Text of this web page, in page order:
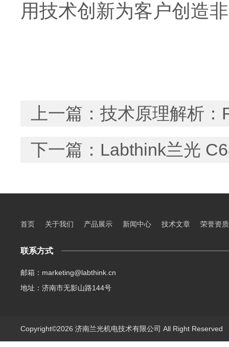
用技术创新为客户创造
上一篇： 技术原理解析：
下一篇： Labthink兰光
首页 关于我们 产品展示 新闻中心 技术文章 荣誉资质
联系方式
邮箱：marketing@labthink.cn
地址：济南市无影山路144号
Copyright©2026 济南兰光机电技术有限公司 All Right